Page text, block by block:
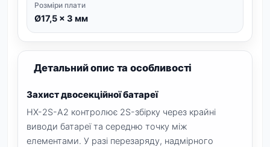
Розміри плати
Ø17,5 × 3 мм
Детальний опис та особливості
Захист двосекційної батареї
HX-2S-A2 контролює 2S-збірку через крайні
виводи батареї та середню точку між
елементами. У разі перезаряду, надмірного